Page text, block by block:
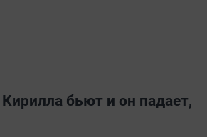
бьют и он падает,